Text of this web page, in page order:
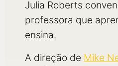
Julia Roberts
professora que
ensina.
A direção de Mike